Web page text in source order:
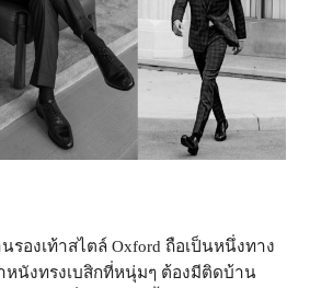
องเท้าสไตล์ Oxford ถือเป็นหนึ่งทาง
หนังทรงเบสิกที่หนุ่มๆ ต้องมีติดบ้าน